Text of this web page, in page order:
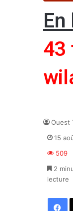
En
43
Ouest
15
509
2
lecture
Facebook